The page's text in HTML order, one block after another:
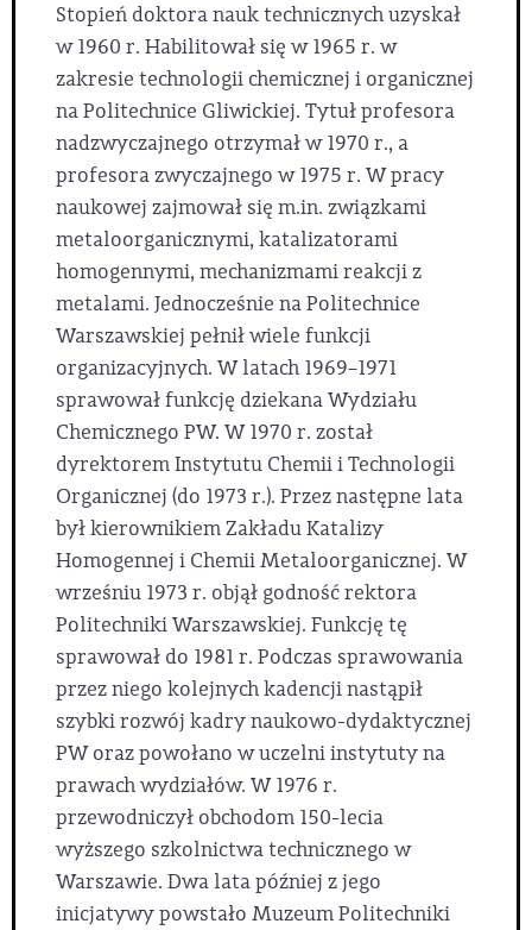
Stopień doktora nauk technicznych uzyskał
w 1960 r. Habilitował się w 1965 r. w
zakresie technologii chemicznej i organicznej
na Politechnice Gliwickiej. Tytuł profesora
nadzwyczajnego otrzymał w 1970 r., a
profesora zwyczajnego w 1975 r. W pracy
naukowej zajmował się m.in. związkami
metaloorganicznymi, katalizatorami
homogennymi, mechanizmami reakcji z
metalami. Jednocześnie na Politechnice
Warszawskiej pełnił wiele funkcji
organizacyjnych. W latach 1969–1971
sprawował funkcję dziekana Wydziału
Chemicznego PW. W 1970 r. został
dyrektorem Instytutu Chemii i Technologii
Organicznej (do 1973 r.). Przez następne lata
był kierownikiem Zakładu Katalizy
Homogennej i Chemii Metaloorganicznej. W
wrześniu 1973 r. objął godność rektora
Politechniki Warszawskiej. Funkcję tę
sprawował do 1981 r. Podczas sprawowania
przez niego kolejnych kadencji nastąpił
szybki rozwój kadry naukowo-dydaktycznej
PW oraz powołano w uczelni instytuty na
prawach wydziałów. W 1976 r.
przewodniczył obchodom 150-lecia
wyższego szkolnictwa technicznego w
Warszawie. Dwa lata później z jego
inicjatywy powstało Muzeum Politechniki